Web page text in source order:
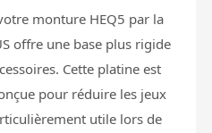
monture HEQ5 par la
offre une base plus rigide
Cette platine est
pour réduire les jeux
utile lors de